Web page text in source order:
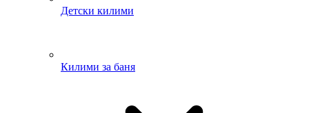
Детски килими
Килими за баня